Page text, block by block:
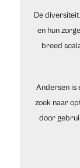
De
en hun
breed
Andersen is
zoek naar
door